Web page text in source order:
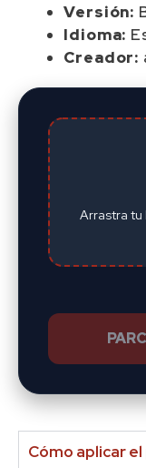
Versión:
Idioma:
Creador:
Arrastra tu
Cómo aplicar